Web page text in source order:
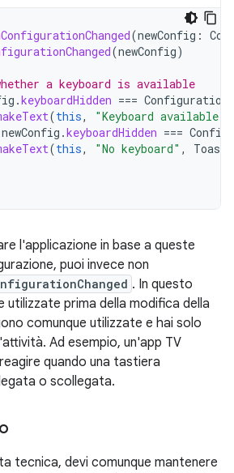
(newConfig :
(newConfig)
a keyboard is available
.keyboardHidden === Configuration
(this, "Keyboard available"
newConfig .keyboardHidden ===
(this, "No keyboard" , Toast
l'applicazione in base a queste
puoi invece non
. In questo
utilizzate prima della modifica della
comunque utilizzate e hai solo
Ad esempio, un'app TV
quando una tastiera
o scollegata.
tecnica, devi comunque mantenere